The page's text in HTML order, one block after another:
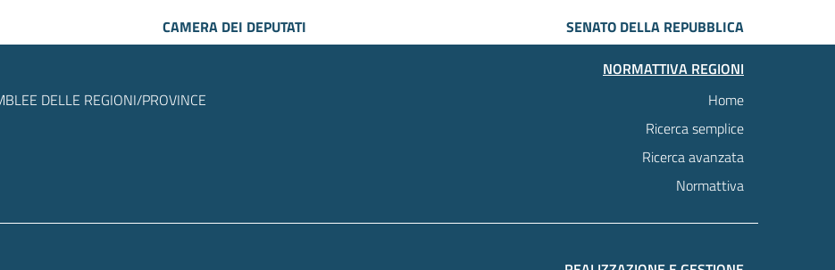
CAMERA DEI DEPUTATI
SENATO DELLA REPUBBLICA
DELLE REGIONI/PROVINCE
NORMATTIVA REGIONI
Home
Ricerca semplice
Ricerca avanzata
Normattiva